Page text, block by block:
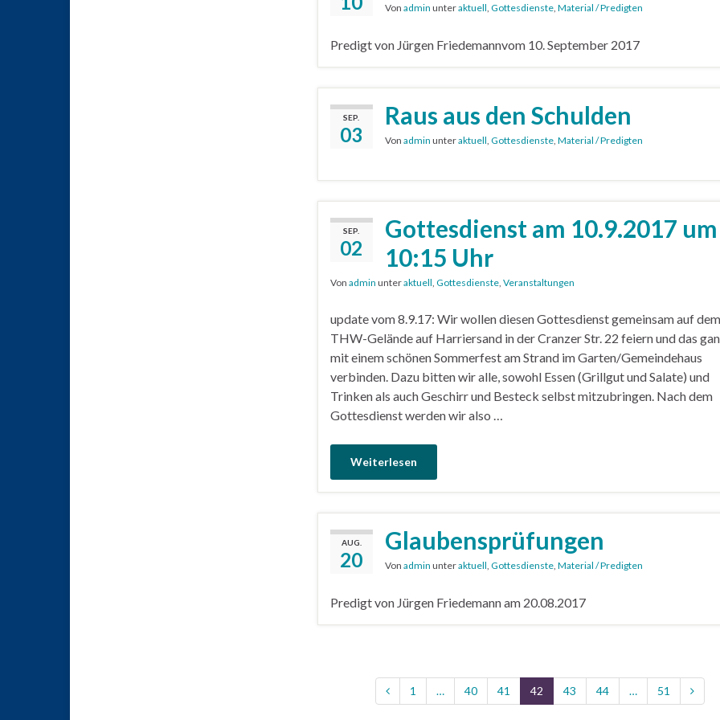
Von admin unteraktuell, Gottesdienste, Material / Predigten
Predigt von Jürgen Friedemannvom 10. September 2017
SEP.
03
Raus aus den Schulden
Von admin unteraktuell, Gottesdienste, Material / Predigten
SEP.
02
Gottesdienst am 10.9.2017 um
10:15 Uhr
Von admin unteraktuell, Gottesdienste, Veranstaltungen
update vom 8.9.17: Wir wollen diesen Gottesdienst gemeinsam auf dem
THW-Gelände auf Harriersand in der Cranzer Str. 22 feiern und das
mit einem schönen Sommerfest am Strand im Garten/Gemeindehaus
verbinden. Dazu bitten wir alle, sowohl Essen (Grillgut und Salate) und
Trinken als auch Geschirr und Besteck selbst mitzubringen. Nach dem
Gottesdienst werden wir also …
Weiterlesen
AUG.
20
Glaubensprüfungen
Von admin unteraktuell, Gottesdienste, Material / Predigten
Predigt von Jürgen Friedemann am 20.08.2017
1 … 40 41 42 43 44 … 51